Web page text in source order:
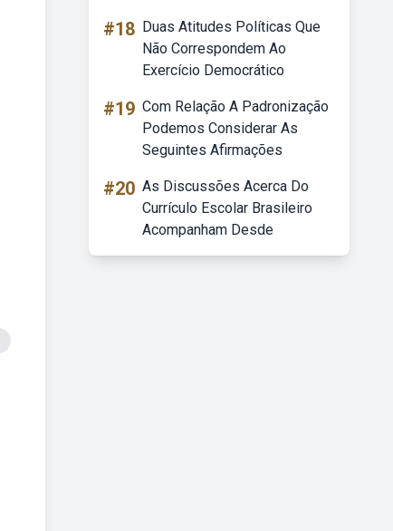
#18 Duas Atitudes Políticas Que
Não Correspondem Ao
Exercício Democrático
#19 Com Relação A Padronização
Podemos Considerar As
Seguintes Afirmações
#20 As Discussões Acerca Do
Currículo Escolar Brasileiro
Acompanham Desde